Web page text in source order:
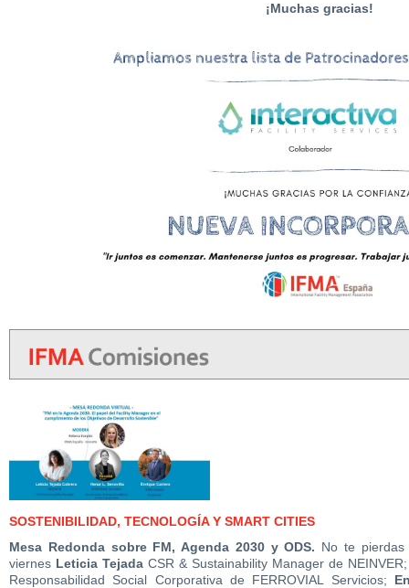
¡Muchas gracias!
SOSTENIBILIDAD, TECNOLOGÍA Y SMART CITIES
Mesa Redonda sobre FM, Agenda 2030 y ODS. No te
viernes Leticia Tejada CSR & Sustainability Manager de
Responsabilidad Social Corporativa de FERROVIAL Servicios;